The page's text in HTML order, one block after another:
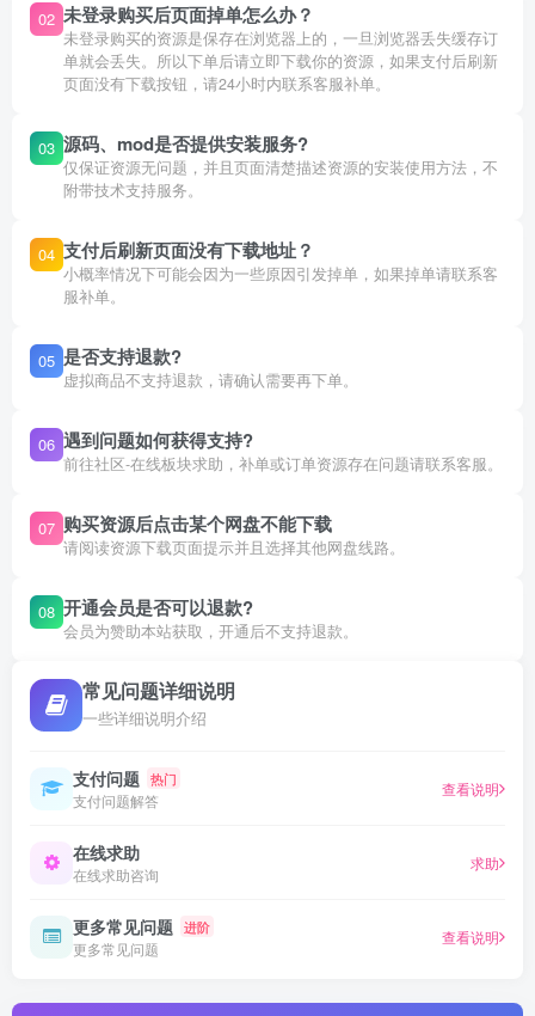
02 未登录购买后页面掉单怎么办？
未登录购买的资源是保存在浏览器上的，一旦浏览器丢失缓存订
单就会丢失。所以下单后请立即下载你的资源，如果支付后刷新
页面没有下载按钮，请24小时内联系客服补单。
03 源码、mod是否提供安装服务?
仅保证资源无问题，并且页面清楚描述资源的安装使用方法，不
附带技术支持服务。
04 支付后刷新页面没有下载地址？
小概率情况下可能会因为一些原因引发掉单，如果掉单请联系客
服补单。
05 是否支持退款?
虚拟商品不支持退款，请确认需要再下单。
06 遇到问题如何获得支持?
前往社区-在线板块求助，补单或订单资源存在问题请联系客服。
07 购买资源后点击某个网盘不能下载
请阅读资源下载页面提示并且选择其他网盘线路。
08 开通会员是否可以退款?
会员为赞助本站获取，开通后不支持退款。
常见问题详细说明
一些详细说明介绍
支付问题 热门
支付问题解答
查看说明
在线求助
在线求助咨询
求助
更多常见问题 进阶
更多常见问题
查看说明